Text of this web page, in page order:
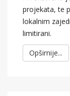
projekata, te
lokalnim
limitirani.
Opširnije...